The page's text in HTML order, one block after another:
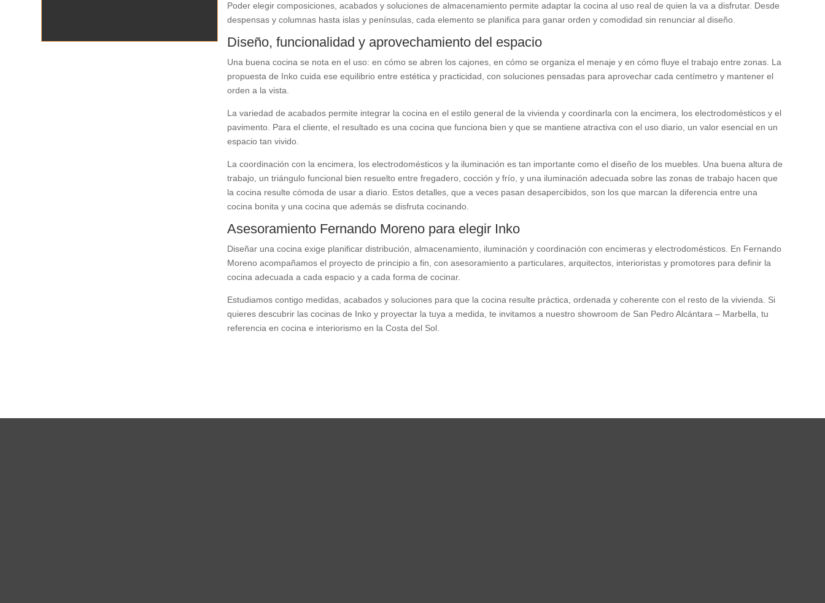
Poder elegir composiciones, acabados y soluciones de almacenamiento permite adaptar la cocina al uso real de quien la va a disfrutar. Desde
despensas y columnas hasta islas y penínsulas, cada elemento se planifica para ganar orden y comodidad sin renunciar al diseño.
Diseño, funcionalidad y aprovechamiento del espacio
Una buena cocina se nota en el uso: en cómo se abren los cajones, en cómo se organiza el menaje y en cómo fluye el trabajo entre zonas. La
propuesta de Inko cuida ese equilibrio entre estética y practicidad, con soluciones pensadas para aprovechar cada centímetro y mantener el
orden a la vista.
La variedad de acabados permite integrar la cocina en el estilo general de la vivienda y coordinarla con la encimera, los electrodomésticos y el
pavimento. Para el cliente, el resultado es una cocina que funciona bien y que se mantiene atractiva con el uso diario, un valor esencial en un
espacio tan vivido.
La coordinación con la encimera, los electrodomésticos y la iluminación es tan importante como el diseño de los muebles. Una buena altura de
trabajo, un triángulo funcional bien resuelto entre fregadero, cocción y frío, y una iluminación adecuada sobre las zonas de trabajo hacen que
la cocina resulte cómoda de usar a diario. Estos detalles, que a veces pasan desapercibidos, son los que marcan la diferencia entre una
cocina bonita y una cocina que además se disfruta cocinando.
Asesoramiento Fernando Moreno para elegir Inko
Diseñar una cocina exige planificar distribución, almacenamiento, iluminación y coordinación con encimeras y electrodomésticos. En Fernando
Moreno acompañamos el proyecto de principio a fin, con asesoramiento a particulares, arquitectos, interioristas y promotores para definir la
cocina adecuada a cada espacio y a cada forma de cocinar.
Estudiamos contigo medidas, acabados y soluciones para que la cocina resulte práctica, ordenada y coherente con el resto de la vivienda. Si
quieres descubrir las cocinas de Inko y proyectar la tuya a medida, te invitamos a nuestro showroom de San Pedro Alcántara – Marbella, tu
referencia en cocina e interiorismo en la Costa del Sol.